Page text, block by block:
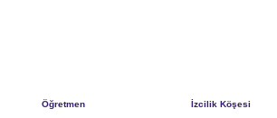
Öğretmen İzcilik Köşesi